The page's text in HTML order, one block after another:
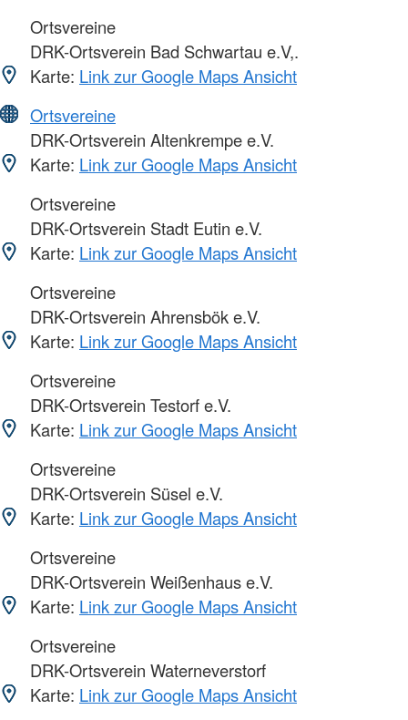
Ortsvereine
DRK-Ortsverein Bad Schwartau e.V,.
Karte: Link zur Google Maps Ansicht
Ortsvereine
DRK-Ortsverein Altenkrempe e.V.
Karte: Link zur Google Maps Ansicht
Ortsvereine
DRK-Ortsverein Stadt Eutin e.V.
Karte: Link zur Google Maps Ansicht
Ortsvereine
DRK-Ortsverein Ahrensbök e.V.
Karte: Link zur Google Maps Ansicht
Ortsvereine
DRK-Ortsverein Testorf e.V.
Karte: Link zur Google Maps Ansicht
Ortsvereine
DRK-Ortsverein Süsel e.V.
Karte: Link zur Google Maps Ansicht
Ortsvereine
DRK-Ortsverein Weißenhaus e.V.
Karte: Link zur Google Maps Ansicht
Ortsvereine
DRK-Ortsverein Waterneverstorf
Karte: Link zur Google Maps Ansicht